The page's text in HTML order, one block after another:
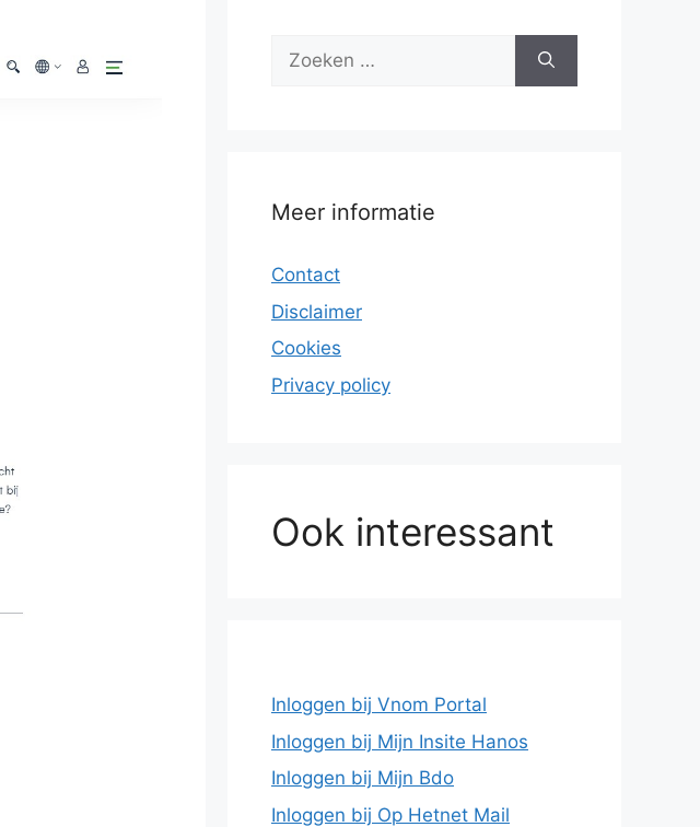
Zoek
Meer informatie
Contact
Disclaimer
Cookies
Privacy policy
Ook interessant
Inloggen bij Vnom Portal
Inloggen bij Mijn Insite Hanos
Inloggen bij Mijn Bdo
Inloggen bij Op Hetnet Mail